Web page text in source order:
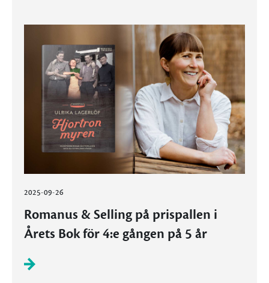
2025-09-26
Romanus & Selling på prispallen i
Årets Bok för 4:e gången på 5 år